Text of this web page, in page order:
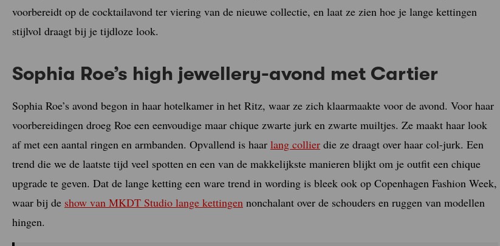
voorbereidt op de cocktailavond ter viering van de nieuwe collectie, en laat ze zien hoe je lange kettingen
stijlvol draagt bij je tijdloze look.
Sophia Roe’s high jewellery-avond met Cartier
Sophia Roe’s avond begon in haar hotelkamer in het Ritz, waar ze zich klaarmaakte voor de avond. Voor haar
voorbereidingen droeg Roe een eenvoudige maar chique zwarte jurk en zwarte muiltjes. Ze maakt haar look
af met een aantal ringen en armbanden. Opvallend is haar lang collier die ze draagt over haar col-jurk. Een
trend die we de laatste tijd veel spotten en een van de makkelijkste manieren blijkt om je outfit een chique
upgrade te geven. Dat de lange ketting een ware trend in wording is bleek ook op Copenhagen Fashion Week,
waar bij de show van MKDT Studio lange kettingen nonchalant over de schouders en ruggen van modellen
hingen.